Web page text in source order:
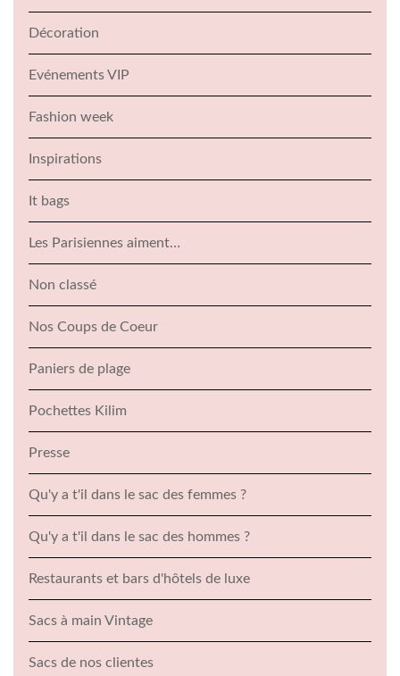
Décoration
Evénements VIP
Fashion week
Inspirations
It bags
Les Parisiennes aiment…
Non classé
Nos Coups de Coeur
Paniers de plage
Pochettes Kilim
Presse
Qu'y a t'il dans le sac des femmes ?
Qu'y a t'il dans le sac des hommes ?
Restaurants et bars d'hôtels de luxe
Sacs à main Vintage
Sacs de nos clientes